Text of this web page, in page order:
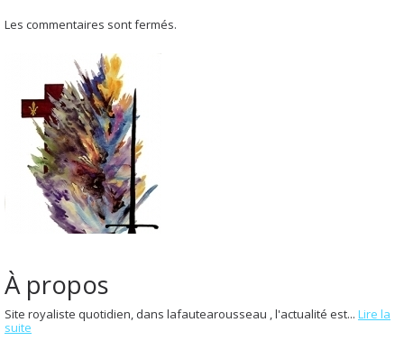
Les commentaires sont fermés.
À propos
Site royaliste quotidien, dans lafautearousseau , l'actualité est... Lire la
suite